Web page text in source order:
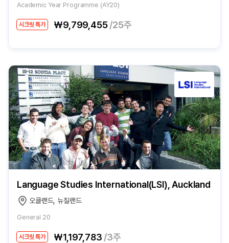
Academic Year Programme (AY20)
시크릿 특가 ₩9,799,455/25주
Language Studies International(LSI), Auckland
오클랜드, 뉴질랜드
General 20
시크릿 특가 ₩1,197,783 /3주